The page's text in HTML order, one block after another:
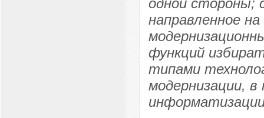
одной стороны;
направленное
функций
типами
модернизации,